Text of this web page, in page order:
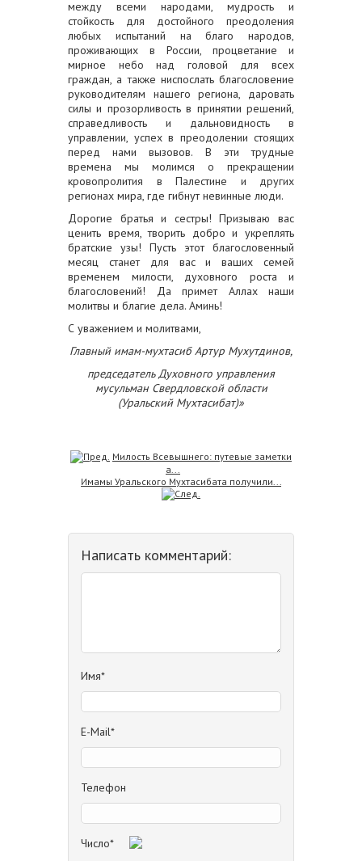
между всеми народами, мудрость и
стойкость для достойного преодоления
любых испытаний на благо народов,
проживающих в России, процветание и
мирное небо над головой для всех
граждан, а также ниспослать благословение
руководителям нашего региона, даровать
силы и прозорливость в принятии решений,
справедливость и дальновидность в
управлении, успех в преодолении стоящих
перед нами вызовов. В эти трудные
времена мы молимся о прекращении
кровопролития в Палестине и других
регионах мира, где гибнут невинные люди.
Дорогие братья и сестры! Призываю вас
ценить время, творить добро и укреплять
братские узы! Пусть этот благословенный
месяц станет для вас и ваших семей
временем милости, духовного роста и
благословений! Да примет Аллах наши
молитвы и благие дела. Аминь!
С уважением и молитвами,
Главный имам-мухтасиб Артур Мухутдинов,
председатель Духовного управления
мусульман Свердловской области
(Уральский Мухтасибат)»
Милость Всевышнего: путевые заметки
а...
Имамы Уральского Мухтасибата получили...
Написать комментарий:
Имя*
E-Mail*
Телефон
Число*